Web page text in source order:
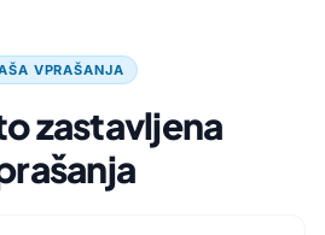
VPRAŠANJA
zastavljena